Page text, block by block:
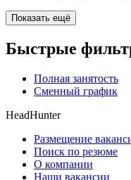
Показать ещё
Быстрые
Полная занятость
Сменный график
HeadHunter
Размещение
Поиск по резюме
О компании
Наши вакансии